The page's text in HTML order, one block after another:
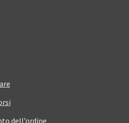
dell’ordine